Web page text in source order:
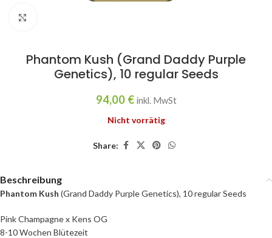
Phantom Kush (Grand Daddy Purple
Genetics), 10 regular Seeds
94,00 € inkl. MwSt
Nicht vorrätig
Share:
Beschreibung
Phantom Kush (Grand Daddy Purple Genetics), 10 regular Seeds
Pink Champagne x Kens OG
8-10 Wochen Blütezeit